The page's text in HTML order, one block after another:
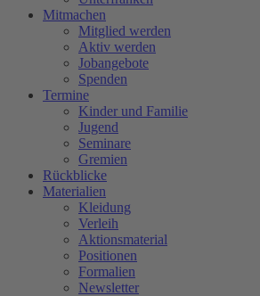
Mitmachen
Mitglied werden
Aktiv werden
Jobangebote
Spenden
Termine
Kinder und Familie
Jugend
Seminare
Gremien
Rückblicke
Materialien
Kleidung
Verleih
Aktionsmaterial
Positionen
Formalien
Newsletter